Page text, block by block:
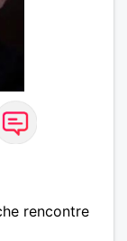
rencontre